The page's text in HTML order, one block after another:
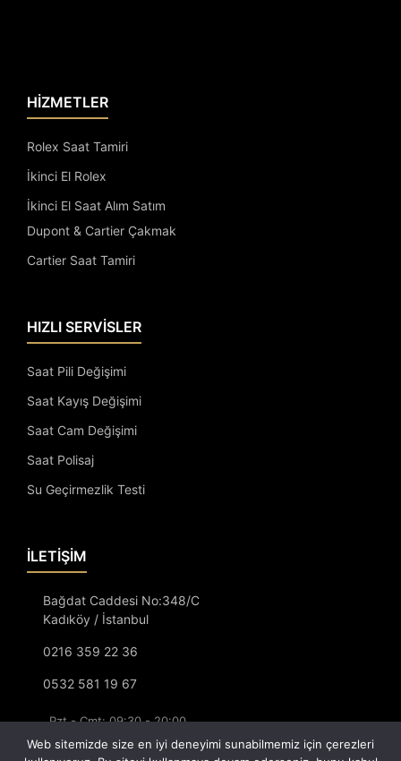
HİZMETLER
Rolex Saat Tamiri
İkinci El Rolex
İkinci El Saat Alım Satım
Dupont & Cartier Çakmak
Cartier Saat Tamiri
HIZLI SERVİSLER
Saat Pili Değişimi
Saat Kayış Değişimi
Saat Cam Değişimi
Saat Polisaj
Su Geçirmezlik Testi
İLETİŞİM
Bağdat Caddesi No:348/C
Kadıköy / İstanbul
0216 359 22 36
0532 581 19 67
Pzt - Cmt: 09:30 - 20:00
Pazar: 12:00 - 20:00
Web sitemizde size en iyi deneyimi sunabilmemiz için çerezleri